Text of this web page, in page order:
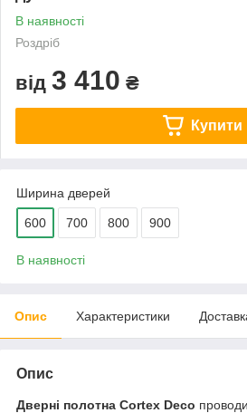
В наявності
Роздріб
від 3 410 ₴
Купити
Ширина дверей
600 700 800 900
В наявності
Опис Характеристики
Опис
Дверні полотна Cortex Deco